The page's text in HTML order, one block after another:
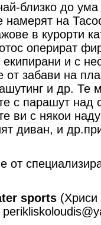
близко до ума
намерят на
в курорти
оперират
и с
от забави на
и др. Те
с парашут над
ви с някои
диван, и
от
sports